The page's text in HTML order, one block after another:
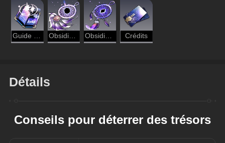
Obsidienne d'obsession Crédits
Détails
Conseils pour déterrer des trésors